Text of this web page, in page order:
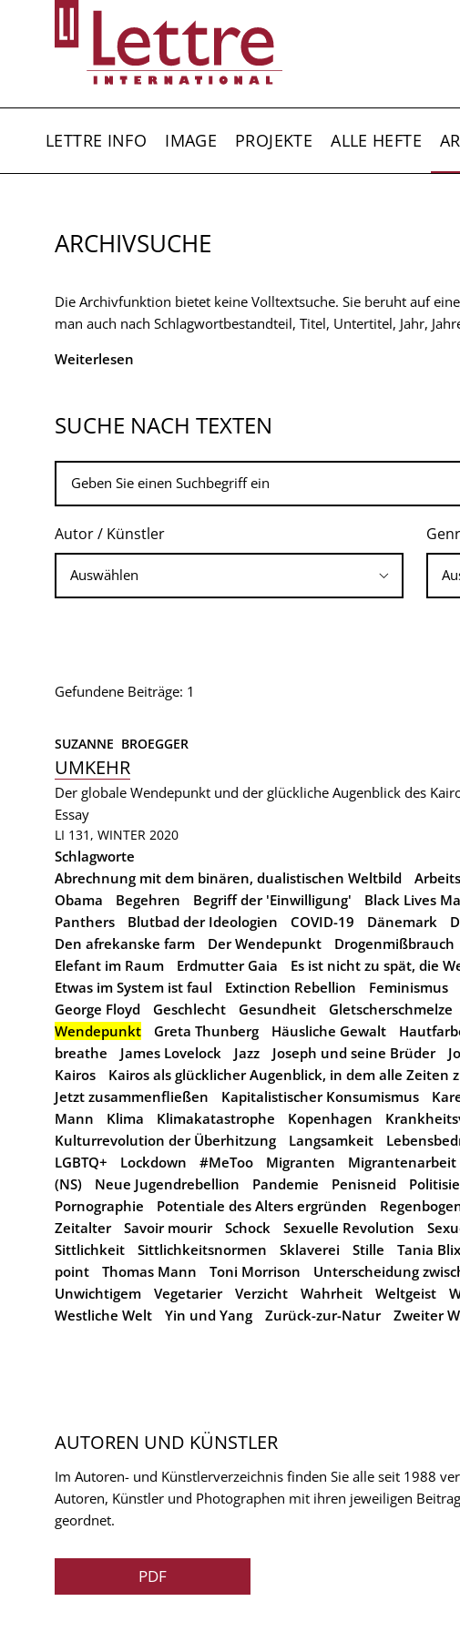
LETTRE INFO IMAGE PROJEKTE ALLE HEFTE
ARCHIVSUCHE
Die Archivfunktion bietet keine Volltextsuche. Sie beruht auf
man auch nach Schlagwortbestandteil, Titel, Untertitel, Jahr,
Weiterlesen
SUCHE NACH TEXTEN
Autor / Künstler
Gefundene Beiträge: 1
SUZANNE  BROEGGER
UMKEHR
Der globale Wendepunkt und der glückliche Augenblick des
Essay
LI 131, WINTER 2020
Schlagworte
Abrechnung mit dem binären, dualistischen Weltbild
Obama
Begehren Begriff der 'Einwilligung' Black Lives
Panthers
Blutbad der Ideologien COVID-19 Dänemark
Den afrekanske farm
Der Wendepunkt Drogenmißbrauch
Elefant im Raum
Erdmutter Gaia
Es ist nicht zu spät, die
Etwas im System ist faul
Extinction Rebellion Feminismus
George Floyd
Geschlecht Gesundheit Gletscherschmelze
Wendepunkt
Greta Thunberg Häusliche Gewalt
breathe
James Lovelock Jazz Joseph und seine Brüder
Kairos
Kairos als glücklicher Augenblick, in dem alle Zeiten
Jetzt zusammenfließen
Kapitalistischer Konsumismus
Mann
Klima Klimakatastrophe Kopenhagen
Kulturrevolution der Überhitzung
Langsamkeit
LGBTQ+
Lockdown #MeToo Migranten Migrantenarbeit
(NS)
Neue Jugendrebellion Pandemie Penisneid
Pornographie
Potentiale des Alters ergründen
Zeitalter
Savoir mourir Schock Sexuelle Revolution
Sittlichkeit
Sittlichkeitsnormen Sklaverei Stille Tania
point
Thomas Mann Toni Morrison
Unterscheidung
Unwichtigem
Vegetarier Verzicht Wahrheit Weltgeist
Westliche Welt
Yin und Yang Zurück-zur-Natur Zweiter
AUTOREN UND KÜNSTLER
Im Autoren- und Künstlerverzeichnis finden Sie alle seit 1988
Autoren, Künstler und Photographen mit ihren jeweiligen
geordnet.
PDF